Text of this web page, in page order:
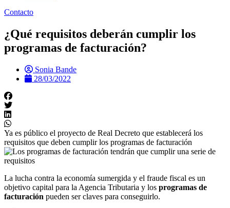
Contacto
¿Qué requisitos deberán cumplir los
programas de facturación?
Sonia Bande
28/03/2022
Ya es público el proyecto de Real Decreto que establecerá los
requisitos que deben cumplir los programas de facturación
La lucha contra la economía sumergida y el fraude fiscal es un
objetivo capital para la Agencia Tributaria y los programas de
facturación pueden ser claves para conseguirlo.